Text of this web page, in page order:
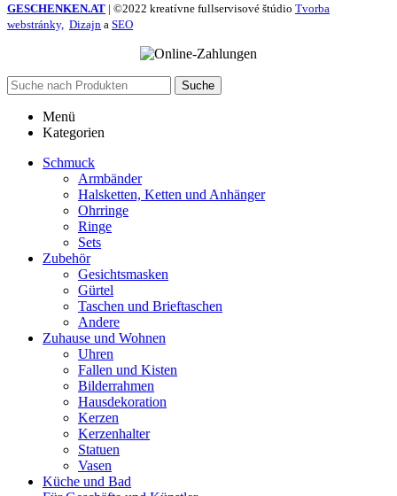
GESCHENKEN.AT | ©2022 kreatívne fullservisové štúdio Tvorba
webstránky, Dizajn a SEO
Suche
Menü
Kategorien
Schmuck
Armbänder
Halsketten, Ketten und Anhänger
Ohrringe
Ringe
Sets
Zubehör
Gesichtsmasken
Gürtel
Taschen und Brieftaschen
Andere
Zuhause und Wohnen
Uhren
Fallen und Kisten
Bilderrahmen
Hausdekoration
Kerzen
Kerzenhalter
Statuen
Vasen
Küche und Bad